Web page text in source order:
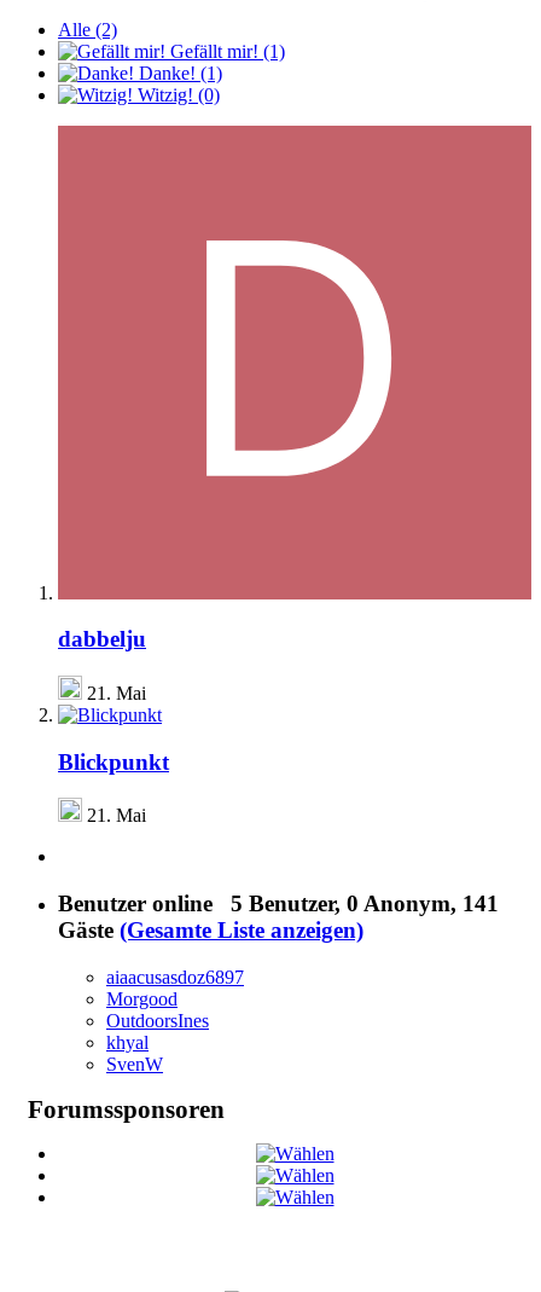
Alle (2)
Gefällt mir! (1)
Danke! (1)
Witzig! (0)
dabbelju
21. Mai
Blickpunkt
21. Mai
Benutzer online 5 Benutzer, 0 Anonym, 141
Gäste (Gesamte Liste anzeigen)
aiaacusasdoz6897
Morgood
OutdoorsInes
khyal
SvenW
Forumssponsoren